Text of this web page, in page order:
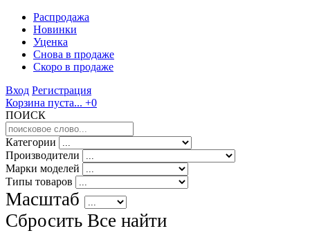
Распродажа
Новинки
Уценка
Снова в продаже
Скоро в продаже
Вход Регистрация
Корзина пуста... +0
ПОИСК
Категории
Производители
Марки моделей
Типы товаров
Масштаб
Сбросить Все найти